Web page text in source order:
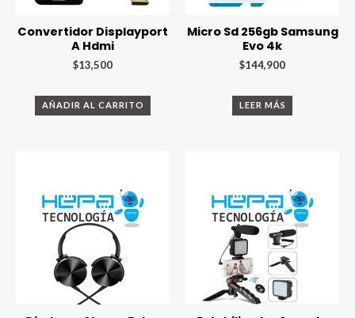
Convertidor Displayport
A Hdmi
$13,500
AÑADIR AL CARRITO
Micro Sd 256gb Samsung
Evo 4k
$144,900
LEER MÁS